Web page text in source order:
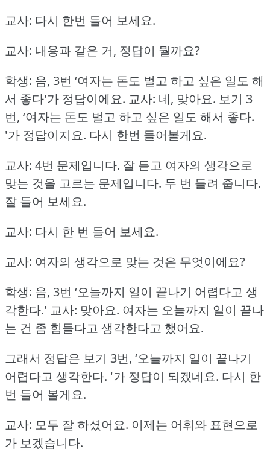
교사: 다시 한번 들어 보세요.
교사: 내용과 같은 거, 정답이 뭘까요?
학생: 음, 3번 ‘여자는 돈도 벌고 하고 싶은 일도 해
서 좋다'가 정답이에요. 교사: 네, 맞아요. 보기 3
번, ‘여자는 돈도 벌고 하고 싶은 일도 해서 좋다.
'가 정답이지요. 다시 한번 들어볼게요.
교사: 4번 문제입니다. 잘 듣고 여자의 생각으로
맞는 것을 고르는 문제입니다. 두 번 들려 줍니다.
잘 들어 보세요.
교사: 다시 한 번 들어 보세요.
교사: 여자의 생각으로 맞는 것은 무엇이에요?
학생: 음, 3번 ‘오늘까지 일이 끝나기 어렵다고 생
각한다.' 교사: 맞아요. 여자는 오늘까지 일이 끝나
는 건 좀 힘들다고 생각한다고 했어요.
그래서 정답은 보기 3번, ‘오늘까지 일이 끝나기
어렵다고 생각한다. '가 정답이 되겠네요. 다시 한
번 들어 볼게요.
교사: 모두 잘 하셨어요. 이제는 어휘와 표현으로
가 보겠습니다.